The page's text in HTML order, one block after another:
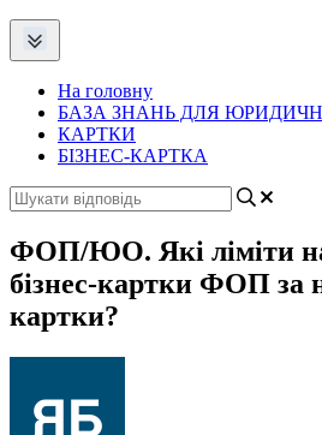
На головну
БАЗА ЗНАНЬ ДЛЯ
КАРТКИ
БІЗНЕС-КАРТКА
ФОП/ЮО. Які ліміти
бізнес-картки ФОП за
картки?